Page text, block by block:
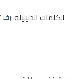
الكلمات الدليليلة :رف تخزين